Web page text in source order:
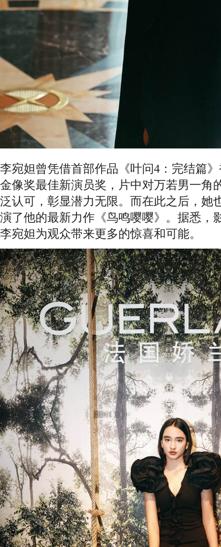
李宛妲曾凭借首部作品《叶问4：完结篇
金像奖最佳新演员奖，片中对万若男一角
泛认可，彰显潜力无限。而在此之后，她
演了他的最新力作《鸟鸣嘤嘤》。据悉，
李宛妲为观众带来更多的惊喜和可能。